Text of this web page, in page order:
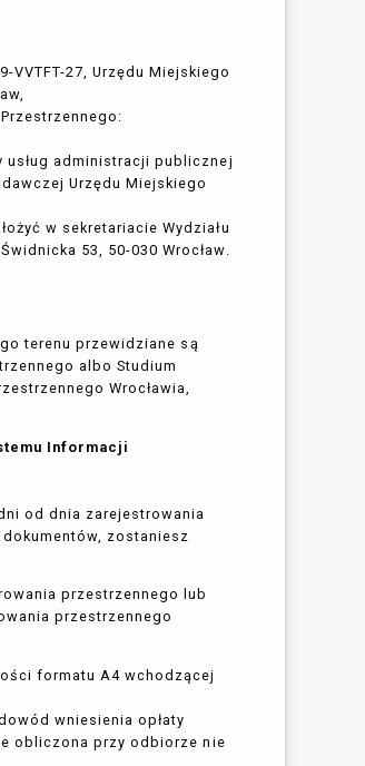
VVTFT-27, Urzędu Miejskiego
administracji publicznej
Urzędu Miejskiego
w sekretariacie Wydziału
53, 50-030 Wrocław.
terenu przewidziane są
albo Studium
Wrocławia,
Informacji
od dnia zarejestrowania
zostaniesz
przestrzennego lub
przestrzennego
formatu A4 wchodzącej
wniesienia opłaty
obliczona przy odbiorze nie